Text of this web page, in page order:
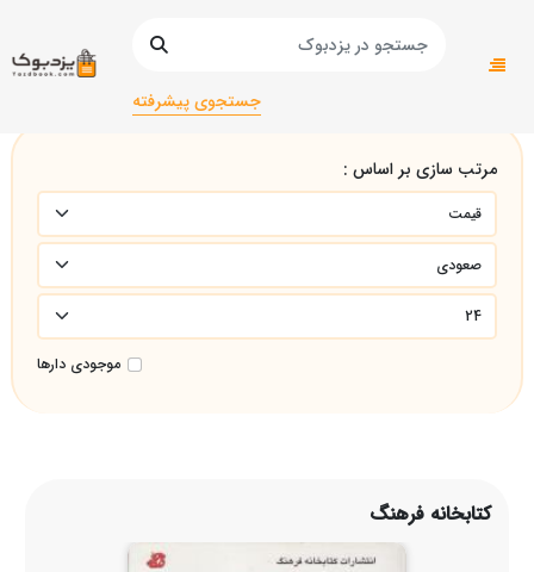
جستجوی پیشرفته
صفحه اصلی
مرتب سازی بر اساس :
موجودی دارها
کتابخانه فرهنگ